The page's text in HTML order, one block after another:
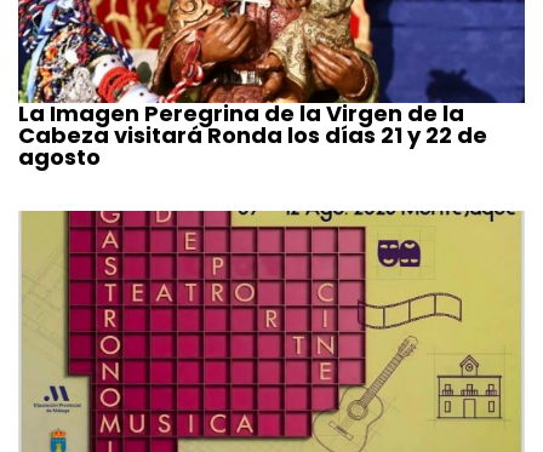
La Imagen Peregrina de la Virgen de la
Cabeza visitará Ronda los días 21 y 22 de
agosto